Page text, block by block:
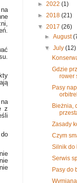
z
► 2022 (1)
► 2018 (21)
▼ 2017 (26)
►August
▼July(12)
Gdzie
rower
Pasy
Bieżnia,
Zasady
Czym
Silnik do
Serwis
Pasy do